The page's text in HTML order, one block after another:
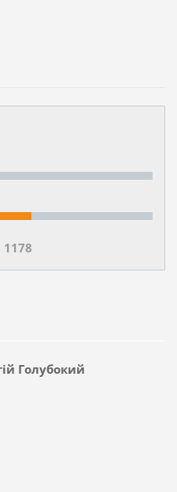
1178
Голубокий